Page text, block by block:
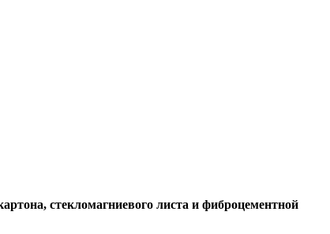
стекломагниевого листа и фиброцементной